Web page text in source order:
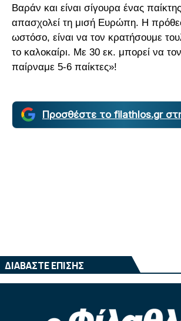
Βαράν και είναι σίγουρα ένας
απασχολεί τη μισή Ευρώπη. Η
ωστόσο, είναι να τον κρατήσουμε
το καλοκαίρι. Με 30 εκ. μπορεί να
παίρναμε 5-6 παίκτες»!
Προσθέστε το filathlos.gr
ΔΙΑΒΑΣΤΕ ΕΠΙΣΗΣ